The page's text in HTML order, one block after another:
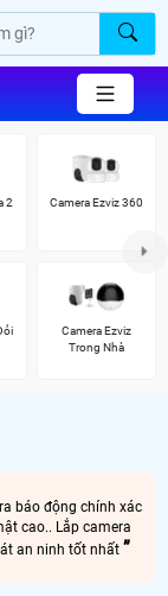
2
Camera Ezviz 360
Camera Ezviz
Trong Nhà
báo động chính xác
cao.. Lắp camera
an ninh tốt nhất